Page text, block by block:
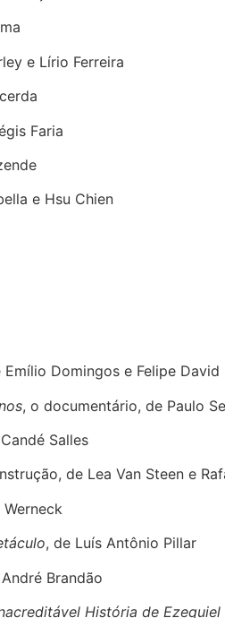
e Lírio Ferreira
Faria
e Hsu Chien
Emílio Domingos e Felipe David
, o documentário, de Paulo
Salles
de Lea Van Steen e
, de Luís Antônio Pillar
Brandão
História de Ezequiel